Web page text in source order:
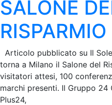
SALONE
Articolo pubblicato su Il
torna a Milano il Salone del
visitatori attesi, 100
marchi presenti. Il Gruppo 24
Plus24,